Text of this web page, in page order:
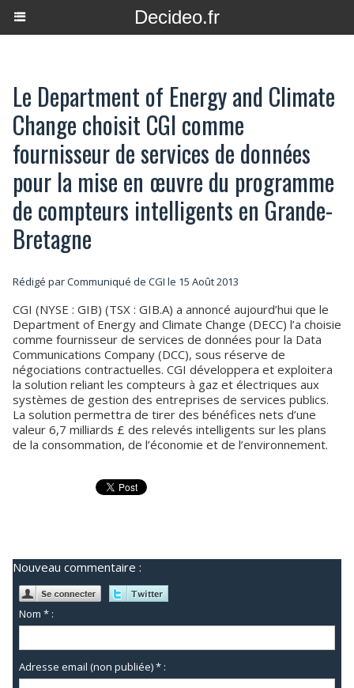
Decideo.fr
Le Department of Energy and Climate
Change choisit CGI comme
fournisseur de services de données
pour la mise en œuvre du programme
de compteurs intelligents en Grande-
Bretagne
Rédigé par Communiqué de CGI le 15 Août 2013
CGI (NYSE : GIB) (TSX : GIB.A) a annoncé aujourd’hui que le
Department of Energy and Climate Change (DECC) l’a choisie
comme fournisseur de services de données pour la Data
Communications Company (DCC), sous réserve de
négociations contractuelles. CGI développera et exploitera
la solution reliant les compteurs à gaz et électriques aux
systèmes de gestion des entreprises de services publics.
La solution permettra de tirer des bénéfices nets d’une
valeur 6,7 milliards £ des relevés intelligents sur les plans
de la consommation, de l’économie et de l’environnement.
Nouveau commentaire :
Nom * :
Adresse email (non publiée) * :